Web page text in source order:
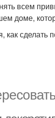
всем
доме,
как сделать